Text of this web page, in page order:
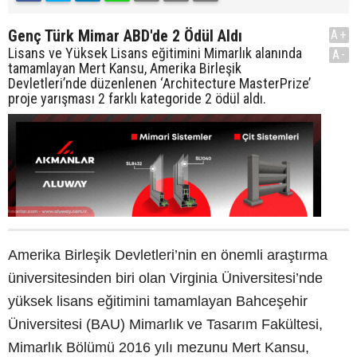
Genç Türk Mimar ABD'de 2 Ödül Aldı
Lisans ve Yüksek Lisans eğitimini Mimarlık alanında
tamamlayan Mert Kansu, Amerika Birleşik
Devletleri’nde düzenlenen ‘Architecture MasterPrize’
proje yarışması 2 farklı kategoride 2 ödül aldı.
A+
A-
Amerika Birleşik Devletleri’nin en önemli araştırma
üniversitesinden biri olan Virginia Üniversitesi’nde
yüksek lisans eğitimini tamamlayan Bahceşehir
Üniversitesi (BAU) Mimarlık ve Tasarım Fakültesi,
Mimarlık Bölümü 2016 yılı mezunu Mert Kansu,